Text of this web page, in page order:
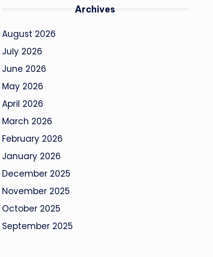
Archives
August 2026
July 2026
June 2026
May 2026
April 2026
March 2026
February 2026
January 2026
December 2025
November 2025
October 2025
September 2025